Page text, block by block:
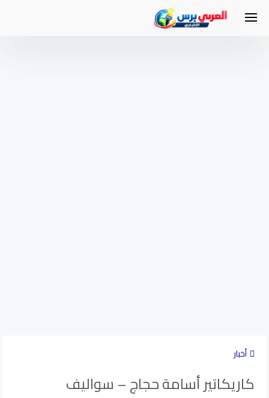
أخبار
كاريكاتير أسامة حجاج – سواليف